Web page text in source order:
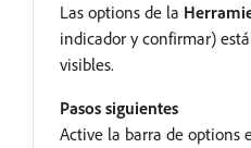
Las options de la
indicador y confirmar)
visibles.
Pasos siguientes
Active la barra de options